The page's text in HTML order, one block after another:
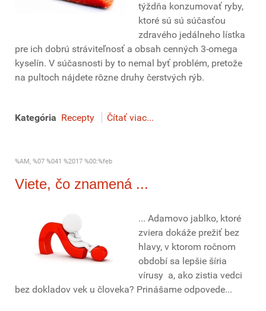
týždňa konzumovať ryby,
ktoré sú sú súčasťou
zdravého jedálneho lístka
pre ich dobrú stráviteľnosť a obsah cenných 3-omega
kyselín. V súčasnosti by to nemal byť problém, pretože
na pultoch nájdete rôzne druhy čerstvých rýb.
Kategória Recepty Čítať viac...
%AM, %07 %041 %2017 %00:%feb
Viete, čo znamená ...
... Adamovo jablko, ktoré
zviera dokáže prežiť bez
hlavy, v ktorom ročnom
období sa lepšie šíria
vírusy a, ako zistia vedci
bez dokladov vek u človeka? Prinášame odpovede...